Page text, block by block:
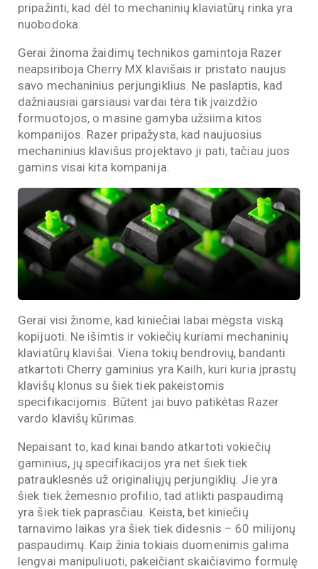
pripažinti, kad dėl to mechaninių klaviatūrų rinka yra
nuobodoka.
Gerai žinoma žaidimų technikos gamintoja Razer
neapsiriboja Cherry MX klavišais ir pristato naujus
savo mechaninius perjungiklius. Ne paslaptis, kad
dažniausiai garsiausi vardai tėra tik įvaizdžio
formuotojos, o masine gamyba užsiima kitos
kompanijos. Razer pripažysta, kad naujuosius
mechaninius klavišus projektavo ji pati, tačiau juos
gamins visai kita kompanija.
Gerai visi žinome, kad kiniečiai labai mėgsta viską
kopijuoti. Ne išimtis ir vokiečių kuriami mechaninių
klaviatūrų klavišai. Viena tokių bendrovių, bandanti
atkartoti Cherry gaminius yra Kailh, kuri kuria įprastų
klavišų klonus su šiek tiek pakeistomis
specifikacijomis. Būtent jai buvo patikėtas Razer
vardo klavišų kūrimas.
Nepaisant to, kad kinai bando atkartoti vokiečių
gaminius, jų specifikacijos yra net šiek tiek
patrauklesnės už originaliųjų perjungiklių. Jie yra
šiek tiek žemesnio profilio, tad atlikti paspaudimą
yra šiek tiek paprasčiau. Keista, bet kiniečių
tarnavimo laikas yra šiek tiek didesnis – 60 milijonų
paspaudimų. Kaip žinia tokiais duomenimis galima
lengvai manipuliuoti, pakeičiant skaičiavimo formulę